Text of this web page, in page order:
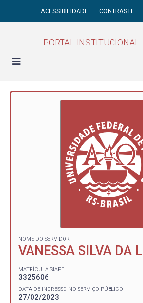
ACESSIBILIDADE CONTRASTE
PORTAL INSTITUCIONAL
NOME DO SERVIDOR
VANESSA SILVA DA
MATRÍCULA SIAPE
3325606
DATA DE INGRESSO NO SERVIÇO PÚBLICO
27/02/2023